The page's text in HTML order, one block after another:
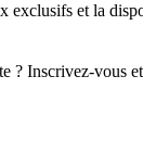
exclusifs et la
? Inscrivez-vous